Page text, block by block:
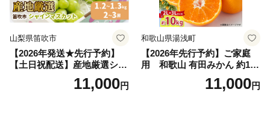
山梨県笛吹市
【2026年発送★先行予約】
【土日祝配送】産地厳選シャ
インマスカット1.2kg～1.3kg
（2房～3房）※沖縄・離島配
11,000円
和歌山県湯浅町
【2026年先行予約】ご家庭
用 和歌山 有田みかん 約10k
g (2L、3Lサイズ)【湯浅町】
11,000円